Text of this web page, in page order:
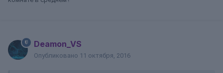
Deamon_VS
Опубликовано 11 октября, 2016